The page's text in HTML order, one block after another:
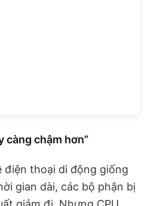
càng chậm hơn”
điện thoại di động giống
gian dài, các bộ phận bị